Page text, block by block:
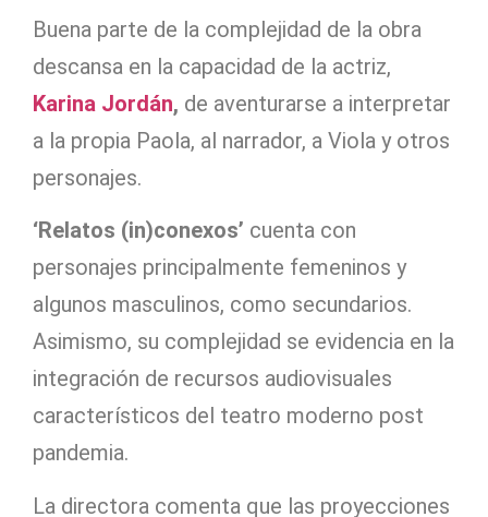
Buena parte de la complejidad de la obra
descansa en la capacidad de la actriz,
Karina Jordán, de aventurarse a interpretar
a la propia Paola, al narrador, a Viola y otros
personajes.
‘Relatos (in)conexos’ cuenta con
personajes principalmente femeninos y
algunos masculinos, como secundarios.
Asimismo, su complejidad se evidencia en la
integración de recursos audiovisuales
característicos del teatro moderno post
pandemia.
La directora comenta que las proyecciones